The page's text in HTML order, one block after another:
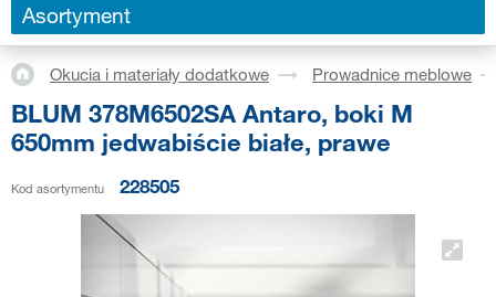
Asortyment
Okucia i materiały dodatkowe Prowadnice meblowe
BLUM 378M6502SA Antaro, boki M
650mm jedwabiście białe, prawe
Kod asortymentu 228505